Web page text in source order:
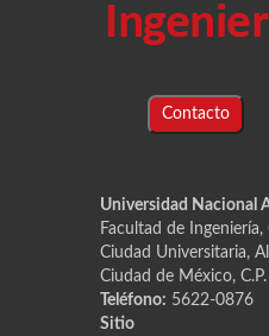
Contacto
Universidad Nacional
Facultad de
Ciudad Universitaria,
Ciudad de México,
Teléfono: 5622-0876
Sitio